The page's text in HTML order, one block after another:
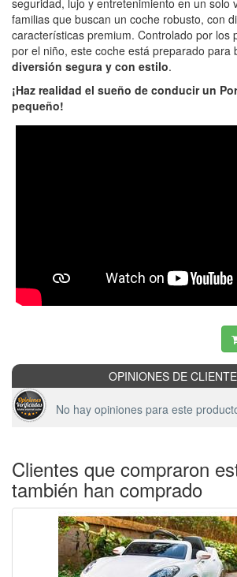
familias que buscan un coche robusto, con
características premium. Controlado por los
por el niño, este coche está preparado para
diversión segura y con estilo.
¡Haz realidad el sueño de conducir un
pequeño!
OPINIONES DE
No hay opiniones para este
Clientes que compraron
también han comprado